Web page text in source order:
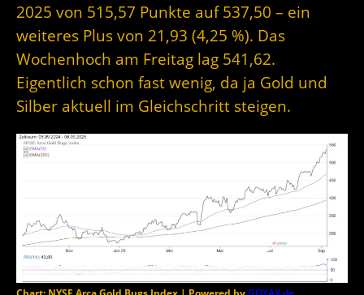
2025 von 515,57 Punkte auf 537,50 – ein
weiteres Plus von 21,93 (4,25 %). Das
Wochenhoch am Freitag lag 541,62.
Eigentlich schon fast wenig, da ja Gold und
Silber aktuell im Gleichschritt steigen.